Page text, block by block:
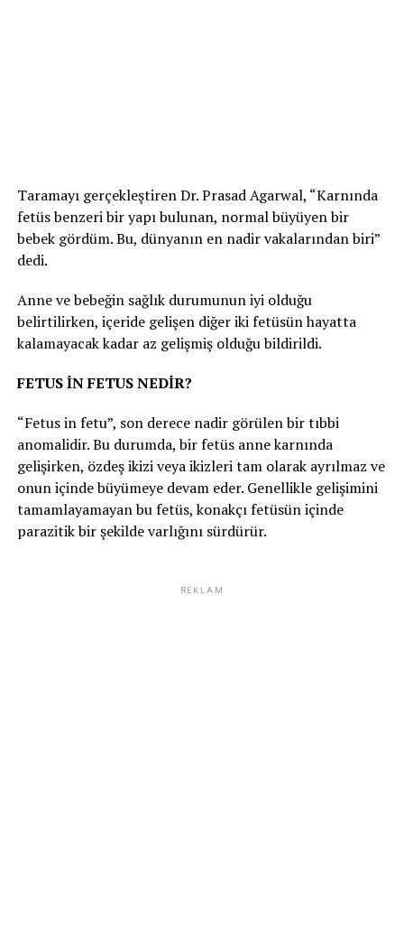
Taramayı gerçekleştiren Dr. Prasad Agarwal, “Karnında
fetüs benzeri bir yapı bulunan, normal büyüyen bir
bebek gördüm. Bu, dünyanın en nadir vakalarından biri”
dedi.
Anne ve bebeğin sağlık durumunun iyi olduğu
belirtilirken, içeride gelişen diğer iki fetüsün hayatta
kalamayacak kadar az gelişmiş olduğu bildirildi.
FETUS İN FETUS NEDİR?
“Fetus in fetu”, son derece nadir görülen bir tıbbi
anomalidir. Bu durumda, bir fetüs anne karnında
gelişirken, özdeş ikizi veya ikizleri tam olarak ayrılmaz ve
onun içinde büyümeye devam eder. Genellikle gelişimini
tamamlayamayan bu fetüs, konakçı fetüsün içinde
parazitik bir şekilde varlığını sürdürür.
REKLAM